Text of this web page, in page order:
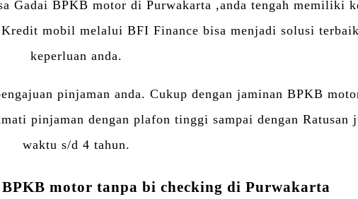
Gadai BPKB motor di Purwakarta ,anda tengah memiliki
mobil melalui BFI Finance bisa menjadi solusi
keperluan anda.
pinjaman anda. Cukup dengan jaminan BPKB
pinjaman dengan plafon tinggi sampai dengan Ratusan
waktu s/d 4 tahun.
motor tanpa bi checking di Purwakarta